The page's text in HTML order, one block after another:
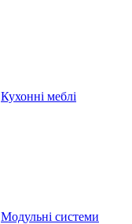
Кухонні меблі
Модульні системи